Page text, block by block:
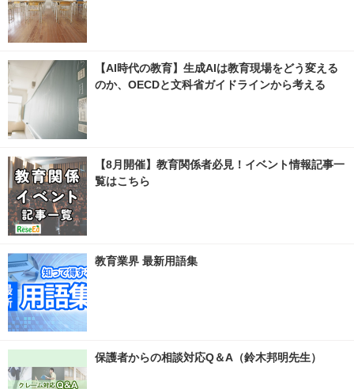
【AI時代の教育】生成AIは教育現場をどう変える
のか、OECDと文科省ガイドラインから考える
【8月開催】教育関係者必見！イベント情報記事一
覧はこちら
教育業界 最新用語集
保護者からの相談対応Q＆A（鈴木邦明先生）